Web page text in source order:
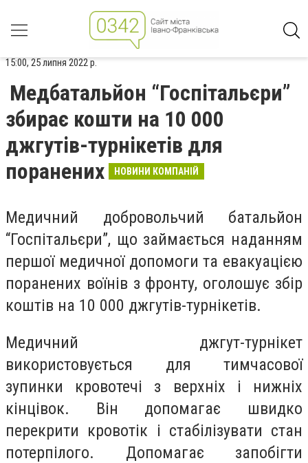
15:00, 25 липня 2022 р.
Медбатальйон “Госпітальєри”
збирає кошти на 10 000
джгутів-турнікетів для
поранених
НОВИНИ КОМПАНІЙ
Медичний добровольчий батальйон
“Госпітальєри”, що займається наданням
першої медичної допомоги та евакуацією
поранених воїнів з фронту, оголошує збір
коштів на 10 000 джгутів-турнікетів.
Медичний джгут-турнікет
використовується для тимчасової
зупинки кровотечі з верхніх і нижніх
кінцівок. Він допомагає швидко
перекрити кровотік і стабілізувати стан
потерпілого. Допомагає запобігти